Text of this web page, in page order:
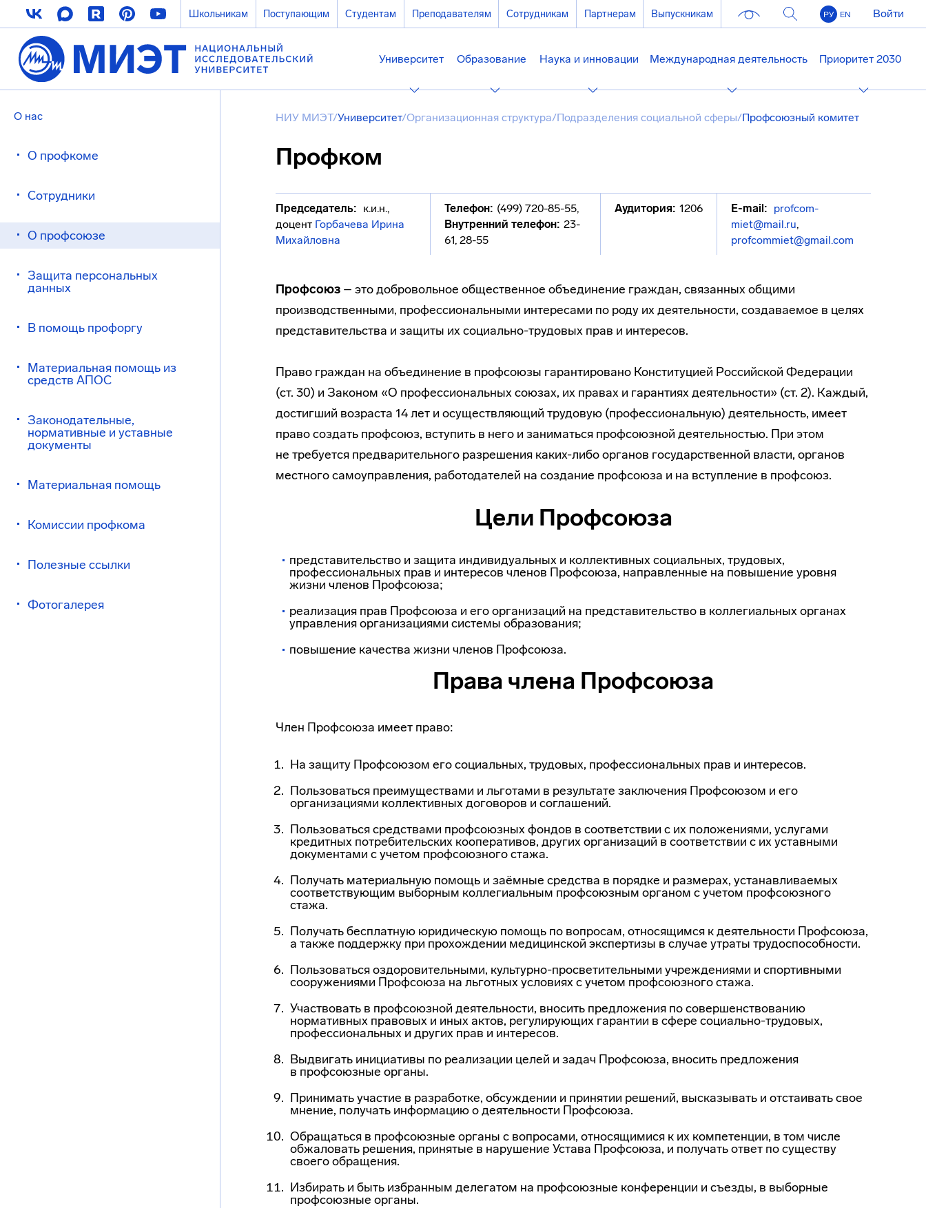
Школьникам Поступающим Студентам Преподавателям Сотрудникам Партнерам Выпускникам РУ EN Войти
Университет Образование Наука и инновации Международная деятельность Приоритет 2030
О нас
О профкоме
Сотрудники
О профсоюзе
Защита персональных
данных
В помощь профоргу
Материальная помощь из
средств АПОС
Законодательные,
нормативные и уставные
документы
Материальная помощь
Комиссии профкома
Полезные ссылки
Фотогалерея
НИУ МИЭТ/Университет/Организационная структура/Подразделения социальной сферы/Профсоюзный комитет
Профком
Председатель: к.и.н.,
доцент Горбачева Ирина
Михайловна
Телефон: (499) 720-85-55,
Внутренний телефон: 23-
61, 28-55
Аудитория: 1206 E-mail: profcom-
miet@mail.ru,
profcommiet@gmail.com
Профсоюз – это добровольное общественное объединение граждан, связанных общими
производственными, профессиональными интересами по роду их деятельности, создаваемое в целях
представительства и защиты ихсоциально-трудовых прав и интересов.
Право граждан на объединение в профсоюзы гарантировано Конституцией Российской Федерации
(ст. 30) и Законом «О профессиональных союзах, их правах и гарантиях деятельности» (ст. 2). Каждый,
достигший возраста 14 лет и осуществляющий трудовую (профессиональную) деятельность, имеет
право создать профсоюз, вступить в него и заниматься профсоюзной деятельностью. При этом
не требуется предварительного разрешения каких-либоорганов государственной власти, органов
местного самоуправления, работодателей на создание профсоюза и на вступление в профсоюз.
Цели Профсоюза
представительство и защита индивидуальных и коллективных социальных, трудовых,
профессиональных прав и интересов чле­нов Профсоюза, направленные на повышение уровня
жизни членов Профсоюза;
реализация прав Профсоюза и его организаций на представитель­ство в коллегиальных органах
управления организациями систе­мы образования;
повышение качества жизни членов Профсоюза.
Права члена Профсоюза
Член Профсоюза имеет право:
На защиту Профсоюзом его социальных, трудовых, профессио­нальных прав и интересов.
Пользоваться преимуществами и льготами в результате заклю­чения Профсоюзом и его
организациями коллективных договоров и соглашений.
Пользоваться средствами профсоюзных фондов в соответствии с их положениями, услугами
кредитных потребительских кооперати­вов, других организаций в соответствии с их уставными
документами с учетом профсоюзного стажа.
Получать материальную помощь и заёмные средства в порядке и размерах, устанавливаемых
соответствующим выборным коллегиаль­ным профсоюзным органом с учетом профсоюзного
стажа.
Получать бесплатную юридическую помощь по вопросам, отно­сящимся к деятельности Профсоюза,
а также поддержку при прохож­дении медицинской экспертизы в случае утраты трудоспособности.
Пользоваться оздоровительными, культурно-просветительными учреждениями и спортивными
сооружениями Профсоюза на льгот­ных условиях с учетом профсоюзного стажа.
Участвовать в профсоюзной деятельности, вносить предложе­ния по совершенствованию
нормативных правовых и иных актов, ре­гулирующих гарантии в сфере социально-трудовых,
профессиональ­ных и других прав и интересов.
Выдвигать инициативы по реализации целей и задач Профсою­за, вносить предложения
в профсоюзные органы.
Принимать участие в разработке, обсуждении и принятии реше­ний, высказывать и отстаивать свое
мнение, получать информацию о деятельности Профсоюза.
Обращаться в профсоюзные органы с вопросами, относящимися к их компетенции, в том числе
обжаловать решения, принятые в нарушение Устава Профсоюза, и получать ответ по существу
своего обращения.
Избирать и быть избранным делегатом на профсоюзные конфе­ренции и съезды, в выборные
профсоюзные органы.